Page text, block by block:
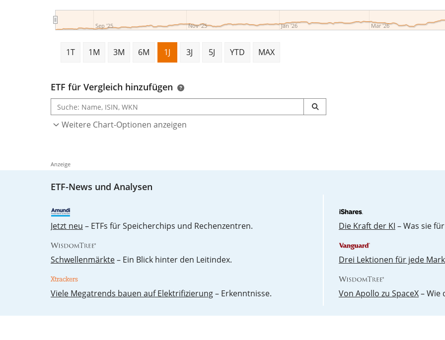
Sep '25 Nov '25 Jan '26 Mar '26
1T 1M 3M 6M 1J 3J 5J YTD MAX
ETF für Vergleich hinzufügen
Weitere Chart-Optionen anzeigen
Anzeige
ETF-News und Analysen
Jetzt neu – ETFs für Speicherchips und Rechenzentren.
Schwellenmärkte– Ein Blick hinter den Leitindex.
Vie­le Me­ga­trends bau­en auf Elek­tri­fi­zie­rung– Erkenntnisse.
Die Kraft der KI – Was sie
Drei Lektionen für jede
Von Apollo zu SpaceX– Wie